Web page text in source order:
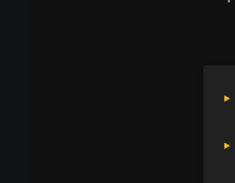
‣
‣